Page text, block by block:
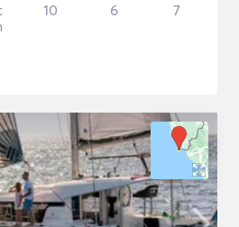
10 6 7